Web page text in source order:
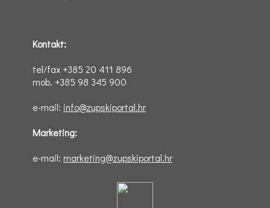
Kontakt:
tel/fax +385 20 411 896
mob. +385 98 345 900
e-mail: info@zupskiportal.hr
Marketing:
e-mail: marketing@zupskiportal.hr